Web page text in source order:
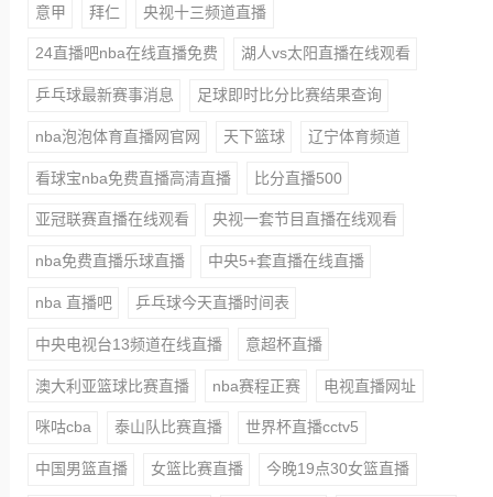
意甲 拜仁 央视十三频道直播
24直播吧nba在线直播免费 湖人vs太阳直播在线观看
乒乓球最新赛事消息 足球即时比分比赛结果查询
nba泡泡体育直播网官网 天下篮球 辽宁体育频道
看球宝nba免费直播高清直播 比分直播500
亚冠联赛直播在线观看 央视一套节目直播在线观看
nba免费直播乐球直播 中央5+套直播在线直播
nba 直播吧 乒乓球今天直播时间表
中央电视台13频道在线直播 意超杯直播
澳大利亚篮球比赛直播 nba赛程正赛 电视直播网址
咪咕cba 泰山队比赛直播 世界杯直播cctv5
中国男篮直播 女篮比赛直播 今晚19点30女篮直播